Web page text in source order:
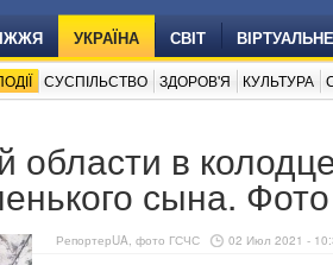
УКРАЇНА СВІТ
СУСПІЛЬСТВО ЗДОРОВ'Я КУЛЬТУРА
области в
сына. Фото
РепортерUA, фото ГСЧС 02 Июл 2021 -